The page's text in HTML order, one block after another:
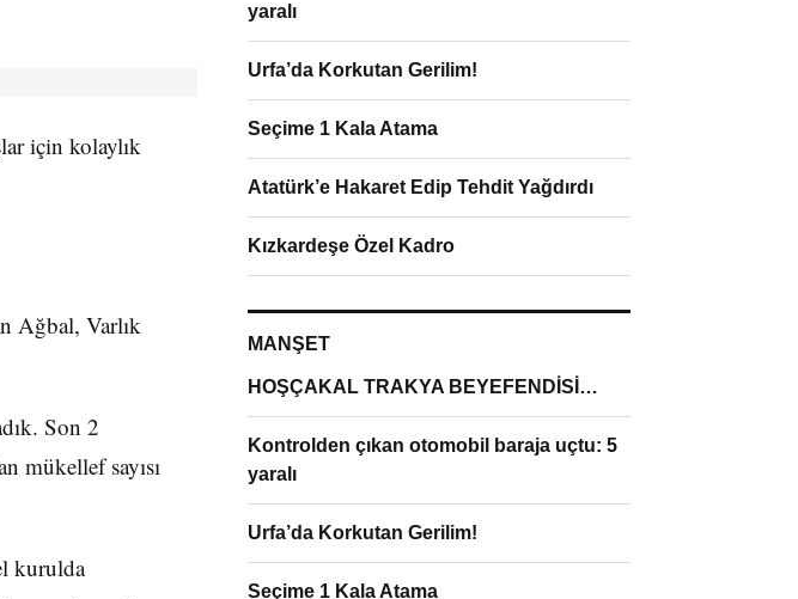
için kolaylık
Ağbal, Varlık
Son 2
mükellef sayısı
kurulda
yaralı
Urfa’da Korkutan Gerilim!
Seçime 1 Kala Atama
Atatürk’e Hakaret Edip Tehdit Yağdırdı
Kızkardeşe Özel Kadro
MANŞET
HOŞÇAKAL TRAKYA BEYEFENDİSİ…
Kontrolden çıkan otomobil baraja uçtu: 5
yaralı
Urfa’da Korkutan Gerilim!
Seçime 1 Kala Atama